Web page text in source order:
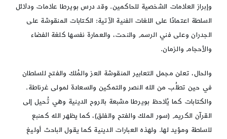
وإبراز العلامات الشخصية للحاكمين. وقد درس بويرطا علامات ودلائل
السلطة اعتمادًا على اللغات الفنية الآتية: الكتابات المنقوشة على
الجدران وعلى فني الرسم والنحت، والعمارة نفسها كلغة الفضاء
والأحجام والزمان.
والحال، تعلن مجمل التعابير المنقوشة العز والمُلك والفتح للسلطان
في حين تطلُب من الله النصر والتمكين والسعادة لمولى غرناطة.
والكتابات كما يُلاحظ بويرطا مشبعة بالروح الدينية وهي تُحيل إلى
القرآن الكريم (سور الملك والفتح والفلق)، كما يظهر الله كمنبع
للسلطة ومؤيد لها. ولهذه العبارات الدينية كما يقول الباحث أوليغ